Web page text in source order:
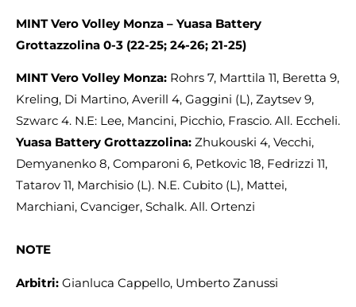
MINT Vero Volley Monza – Yuasa Battery
Grottazzolina 0-3 (22-25; 24-26; 21-25)
MINT Vero Volley Monza: Rohrs 7, Marttila 11, Beretta 9,
Kreling, Di Martino, Averill 4, Gaggini (L), Zaytsev 9,
Szwarc 4. N.E: Lee, Mancini, Picchio, Frascio. All. Eccheli.
Yuasa Battery Grottazzolina: Zhukouski 4, Vecchi,
Demyanenko 8, Comparoni 6, Petkovic 18, Fedrizzi 11,
Tatarov 11, Marchisio (L). N.E. Cubito (L), Mattei,
Marchiani, Cvanciger, Schalk. All. Ortenzi
NOTE
Arbitri: Gianluca Cappello, Umberto Zanussi